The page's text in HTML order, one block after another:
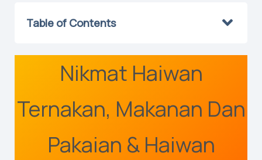
Table of Contents
Nikmat Haiwan
Ternakan, Makanan Dan
Pakaian & Haiwan